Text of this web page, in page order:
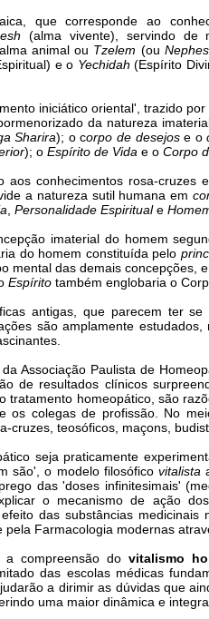
que corresponde ao
(alma vivente), servindo de
animal ou Tzelem (ou
e o Yechidah (Espírito
iniciático oriental', trazido
da natureza
Sharira); o corpo de desejose o
); o Espírito de Vida e o Corpo
aos conhecimentos rosa-cruzes
a natureza sutil humana em
Personalidade Espirituale
imaterial do homem
do homem constituída pelo
mental das demais concepções,
Espíritotambém englobaria o
antigas, que parecem ter
são amplamente
Associação Paulista de
de resultados clínicos
tratamento homeopático, são
os colegas de profissão. No
cruzes, teosóficos, maçons,
seja praticamente
são', o modelo filosófico vitalista
das 'doses infinitesimais'
o mecanismo de ação
das substâncias
Farmacologia modernas
a compreensão do vitalismo
das escolas médicas
a dirimir as dúvidas que
uma maior dinâmica e